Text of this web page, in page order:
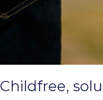
Childfree,